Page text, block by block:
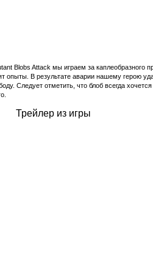
Blobs Attack мы играем за каплеобразного
опыты. В результате аварии нашему герою
Следует отметить, что блоб всегда хочется
Трейлер из игры